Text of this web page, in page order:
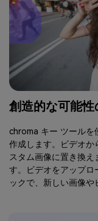
創造的な可能
chroma キー ツールを
作成します。ビデオか
スタム画像に置き換え
す。ビデオをアップロ
ックで、新しい画像や